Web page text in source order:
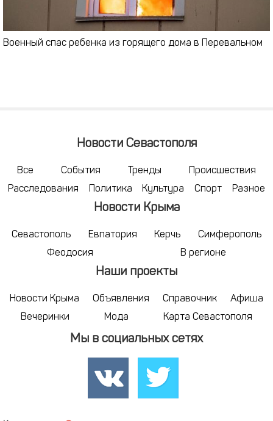
Военный спас ребенка из горящего дома в Перевальном
Новости Севастополя
Все События Тренды
Происшествия
Расследования
Политика Культура Спорт Разное
Новости Крыма
Севастополь Евпатория Керчь
Симферополь
Феодосия
В регионе
Наши проекты
Новости Крыма Объявления Справочник
Афиша
Вечеринки
Мода Карта Севастополя
Мы в социальных сетях